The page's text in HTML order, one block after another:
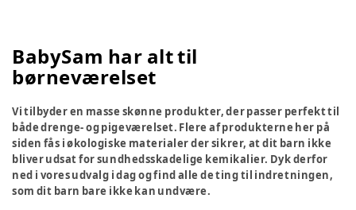
BabySam har alt til
børneværelset
Vi tilbyder en masse skønne produkter, der passer perfekt til
både drenge- og pigeværelset. Flere af produkterne her på
siden fås i økologiske materialer der sikrer, at dit barn ikke
bliver udsat for sundhedsskadelige kemikalier. Dyk derfor
ned i vores udvalg i dag og find alle de ting til indretningen,
som dit barn bare ikke kan undvære.